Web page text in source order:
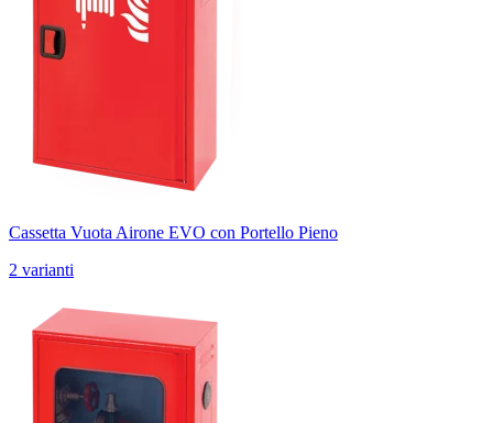
Cassetta Vuota Airone EVO con Portello Pieno
2 varianti